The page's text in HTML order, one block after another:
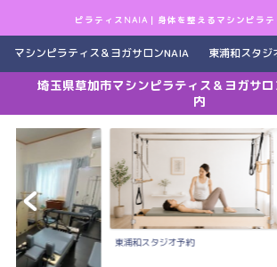
ピラティスNAIA｜身体を整えるマシンピラテ
マシンピラティス＆ヨガサロンNAIA 東浦和スタジ
埼玉県草加市マシンピラティス＆ヨガサ
内
東浦和スタジオ予約